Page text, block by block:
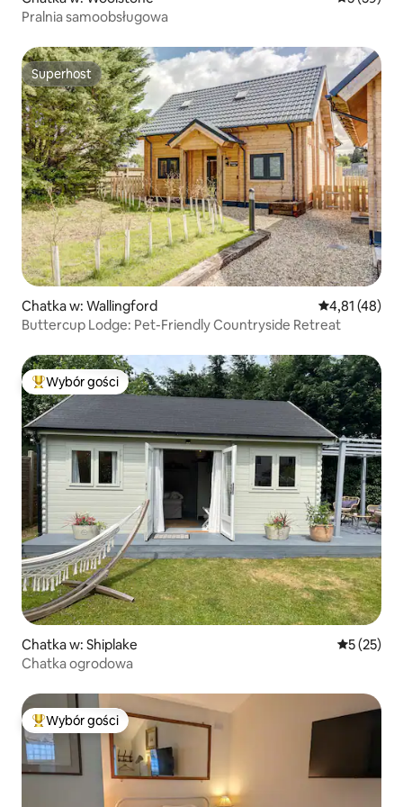
Pralnia samoobsługowa
Superhost
Superhost
Chatka w: Wallingford Średnia
4,81 (48)
Buttercup Lodge: Pet-Friendly Countryside Retreat
Najpopularniejsze z kategorii Wybór gości
Wybór gości
Chatka w: Shiplake Średnia
5 (25)
Chatka ogrodowa
Najpopularniejsze z kategorii Wybór gości
Wybór gości